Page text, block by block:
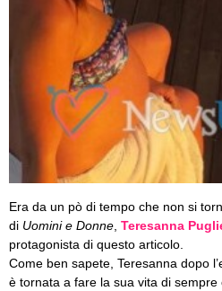
Era da un pò di tempo che non si
di Uomini e Donne, Teresanna
protagonista di questo articolo.
Come ben sapete, Teresanna dopo
è tornata a fare la sua vita di